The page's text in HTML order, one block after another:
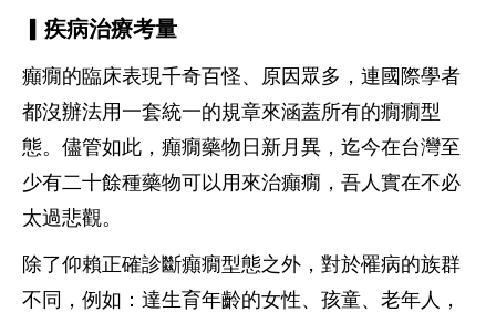
▎疾病治療考量
癲癇的臨床表現千奇百怪、原因眾多，連國際學者
都沒辦法用一套統一的規章來涵蓋所有的癇癇型
態。儘管如此，癲癇藥物日新月異，迄今在台灣至
少有二十餘種藥物可以用來治癲癇，吾人實在不必
太過悲觀。
除了仰賴正確診斷癲癇型態之外，對於罹病的族群
不同，例如：達生育年齡的女性、孩童、老年人，